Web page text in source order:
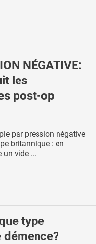
NÉGATIVE:
les
post-op
par pression négative
britannique : en
un vide ...
type
démence?